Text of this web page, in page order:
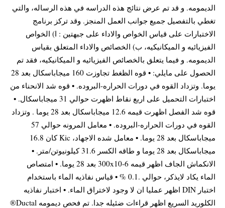
الديمومه. و قد تم عرض نتائج هذه الدراسه في هذه الرساله، والتي
تغطي بالتفصيل جميع جوانب العمل المنجز. وقد تركز برنامج
الاختبارات على قياس الخواص والاداء على جبهتين : ا) الخواص
الفيزيائيه و الميكانيكيه، ب) الخصائص والاداء المتعلق بقياس
الديمومه. و فيما يتعلق بالخصائص الفيزيائيه و الميكانيكيه، فقد تم
الحصول على مايلي: • قوه الظغط تجاوزت 160 ميجاباسكال بعد 28
يوما. وتزداد القوه في دورات الحراره-البروده. • قوه شد الانحناء من
اختبارات التحميل على اربع نقاط اظهرت حوالي 31 ميجاباسكال. •
قوه شد الفصل اظهرت قيمه 12.6 ميجاباسكال بعد 28 يوما . وتزداد
القوه في دورات الحراره-البروده. • معامل المرونه حوالي 57
ميجاباسكال بعد 28 يوما. • معامل شده الاجهاد، Kic كان 16.8
ميجاباسكال بعد 28 يوما و طاقه الكسر 31.6 كيلونيوتن/متر. •
الانكماش الجاف اظهر قيمه 300x10-6 بعد 28 يوما. • امتصاص
الماء يكاد لايذكر، حوالي .0.1 % • قياس نفاذيه الماء باستخدام
اختبار DIN اظهر عمليا ان لا وجود لاختراق الماء. • اختبار نفاذيه
الكلوريد السريع اظهر قراءات ضئيله جدا. تم فحص ديمومه Ductal®